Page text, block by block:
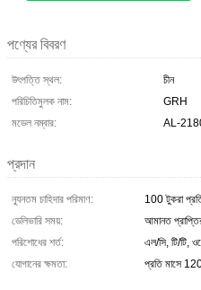
পণ্যের বিবরণ
উৎপত্তি স্থল:
চীন
পরিচিতিমুলক নাম:
GRH
মডেল নম্বার:
AL-
প্রদান
ন্যূনতম চাহিদার পরিমাণ:
100 টুকরা
ডেলিভারি সময়:
আমানত
পরিশোধের শর্ত:
এল/সি, টি/টি,
যোগানের ক্ষমতা:
প্রতি মাসে